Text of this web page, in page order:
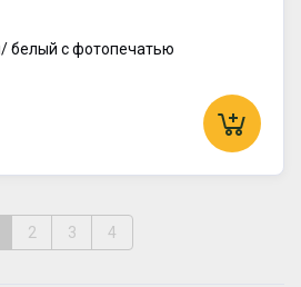
белый с фотопечатью
2 3 4